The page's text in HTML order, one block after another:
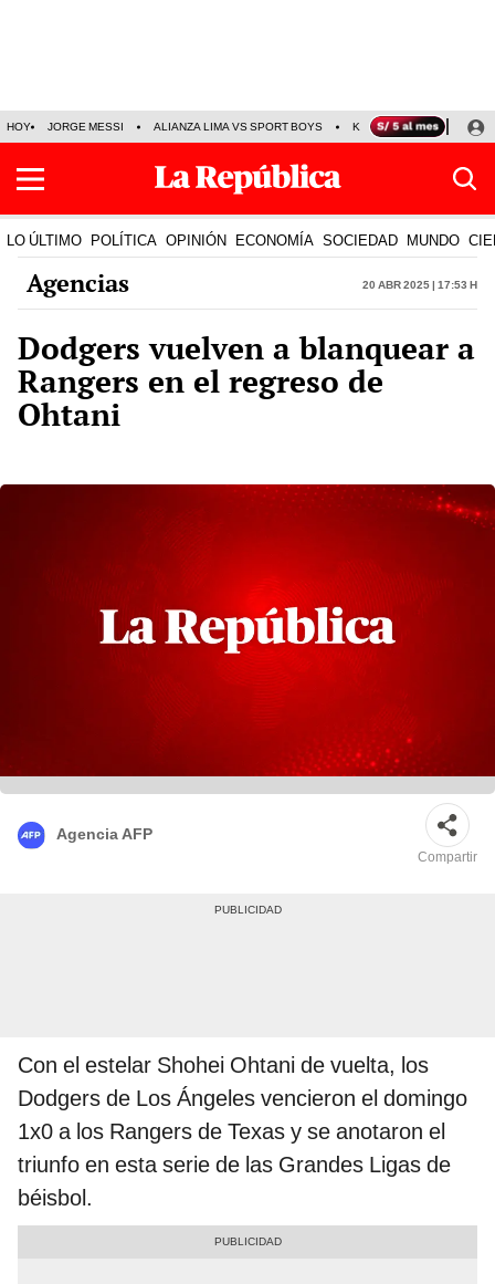
HOY JORGE MESSI ALIANZA LIMA VS SPORT BOYS KENJI FUJIMORI
LO ÚLTIMO POLÍTICA OPINIÓN ECONOMÍA SOCIEDAD MUNDO
Agencias 20 Abr 2025 | 17:53 h
Dodgers vuelven a blanquear a
Rangers en el regreso de
Ohtani
Agencia AFP
Compartir
Con el estelar Shohei Ohtani de vuelta, los
Dodgers de Los Ángeles vencieron el domingo
1x0 a los Rangers de Texas y se anotaron el
triunfo en esta serie de las Grandes Ligas de
béisbol.